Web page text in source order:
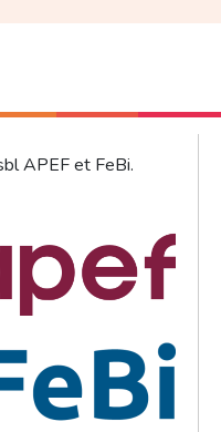
APEF et FeBi.